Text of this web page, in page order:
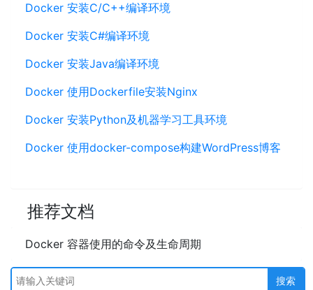
Docker 安装C/C++编译环境
Docker 安装C#编译环境
Docker 安装Java编译环境
Docker 使用Dockerfile安装Nginx
Docker 安装Python及机器学习工具环境
Docker 使用docker-compose构建WordPress博客
推荐文档
Docker 容器使用的命令及生命周期